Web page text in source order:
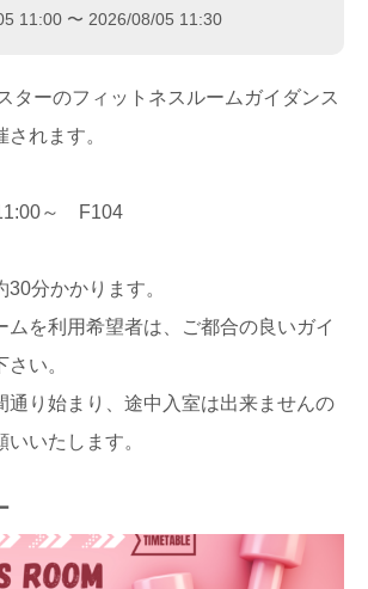
11:00 〜 2026/08/05 11:30
ターのフィットネスルームガイダンス
れます。
～ F104
30分かかります。
ムを利用希望者は、ご都合の良いガイ
い。
通り始まり、途中入室は出来ませんの
いたします。